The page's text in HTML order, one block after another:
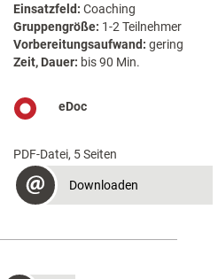
Einsatzfeld: Coaching
Gruppengröße: 1-2 Teilnehmer
Vorbereitungsaufwand: gering
Zeit, Dauer: bis 90 Min.
eDoc
PDF-Datei, 5 Seiten
Downloaden